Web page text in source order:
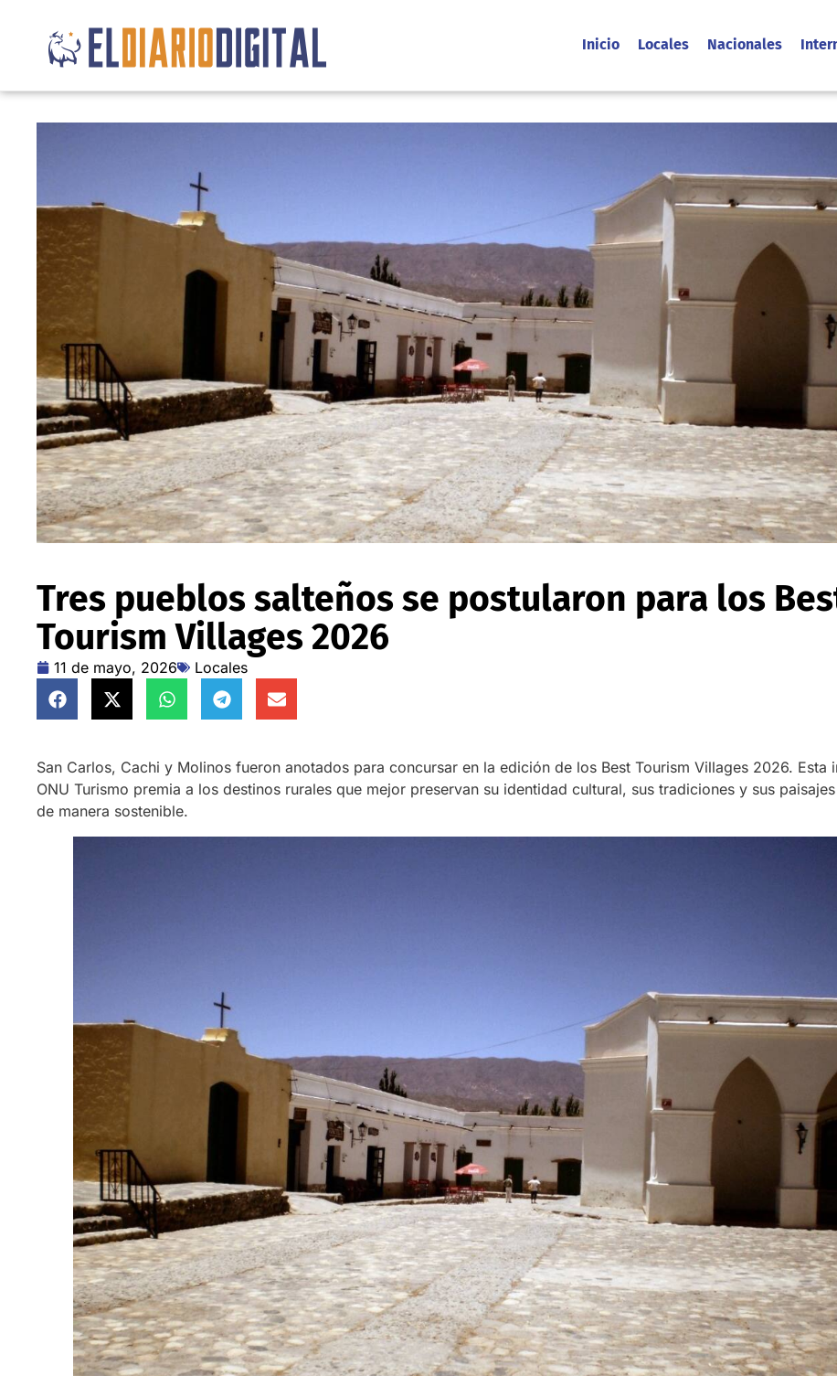
Inicio Locales Nacionales
Tres pueblos salteños se postularon para los
Tourism Villages 2026
11 de mayo, 2026 Locales
San Carlos, Cachi y Molinos fueron anotados para concursar en la edición de los Best Tourism Villages 2026. Esta
ONU Turismo premia a los destinos rurales que mejor preservan su identidad cultural, sus tradiciones y sus
de manera sostenible.